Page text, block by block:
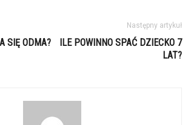
SIĘ ODMA?
Następny artykuł
ILE POWINNO SPAĆ DZIECKO 7
LAT?